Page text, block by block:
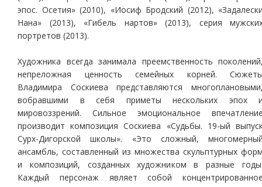
эпос. Осетия» (2010), «Иосиф Бродский (2012),
Нана» (2013), «Гибель нартов» (2013), серия
портретов (2013).
Художника всегда занимала преемственность
непреложная ценность семейных корней.
Владимира Соскиева представляются
вобравшими в себя приметы нескольких эпох
мировоззрений. Сильное эмоциональное
производит композиция Соскиева «Судьбы. 19-ый
Сурх-Дигорской школы». «Это сложный,
ансамбль, составленный из множества скульптурных
и композиций, созданных художником в разные
Каждый персонаж являет собой